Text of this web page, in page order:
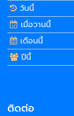
วันนี้
เมื่อวานนี้
เดือนนี้
ปีนี้
ติดต่อ